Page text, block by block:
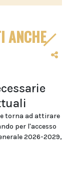
ANCHE
torna ad attirare
per l'accesso
2026-2029,